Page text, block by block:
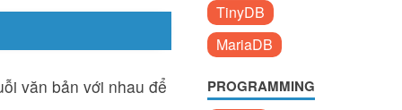
văn bản với nhau để
TinyDB
MariaDB
PROGRAMMING